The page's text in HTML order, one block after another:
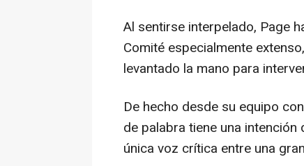
Al sentirse interpelado, Page
Comité especialmente
levantado la mano para
De hecho desde su equipo
de palabra tiene una
única voz crítica entre una